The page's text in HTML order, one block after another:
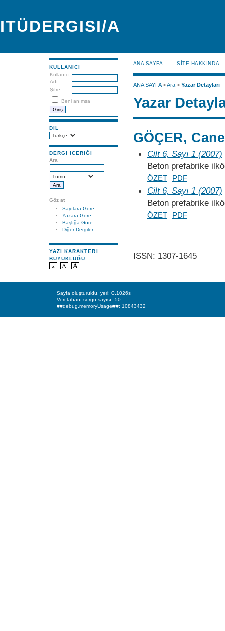
ITÜDERGISI/A
KULLANICI
Kullanıcı
Adı
Şifre
Beni anımsa
DIL
DERGI ICERIĞI
Ara
Göz at
Sayılara Göre
Yazara Göre
Başlığa Göre
Diğer Dergiler
YAZI KARAKTERI
BÜYÜKLÜĞÜ
ANA SAYFA SİTE HAKKINDA
ANA SAYFA>Ara> Yazar Detayları
Yazar
GÖÇER,
Cilt 6, Sayı 1 (2007)
Beton prefabrike
ÖZET PDF
Cilt 6, Sayı 1 (2007)
Beton prefabrike
ÖZET PDF
ISSN: 1307-1645
Sayfa oluşturuldu, yeri: 0.1026s
Veri tabanı sorgu sayısı: 50
##debug.memoryUsage##: 10843432